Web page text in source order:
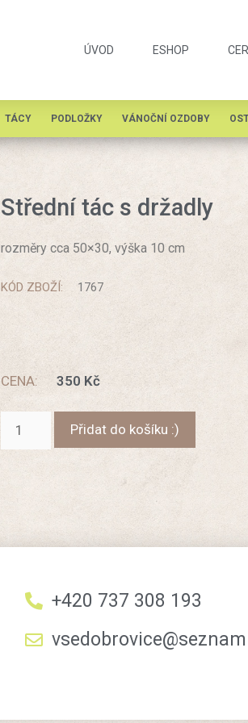
ÚVOD ESHOP
TÁCY PODLOŽKY VÁNOČNÍ OZDOBY
Střední tác s držadly
rozměry cca 50×30, výška 10 cm
KÓD ZBOŽÍ: 1767
CENA: 350 Kč
Přidat do košíku :)
+420 737 308 193